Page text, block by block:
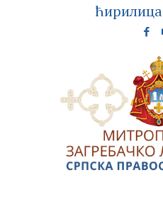
ћирилица